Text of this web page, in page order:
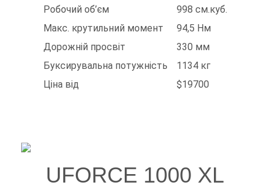
Робочий об’єм
998 см.куб.
Макс. крутильний момент
94,5 Нм
Дорожній просвіт
330 мм
Буксирувальна потужність
1134 кг
Ціна від
$19700
UFORCE 1000 XL